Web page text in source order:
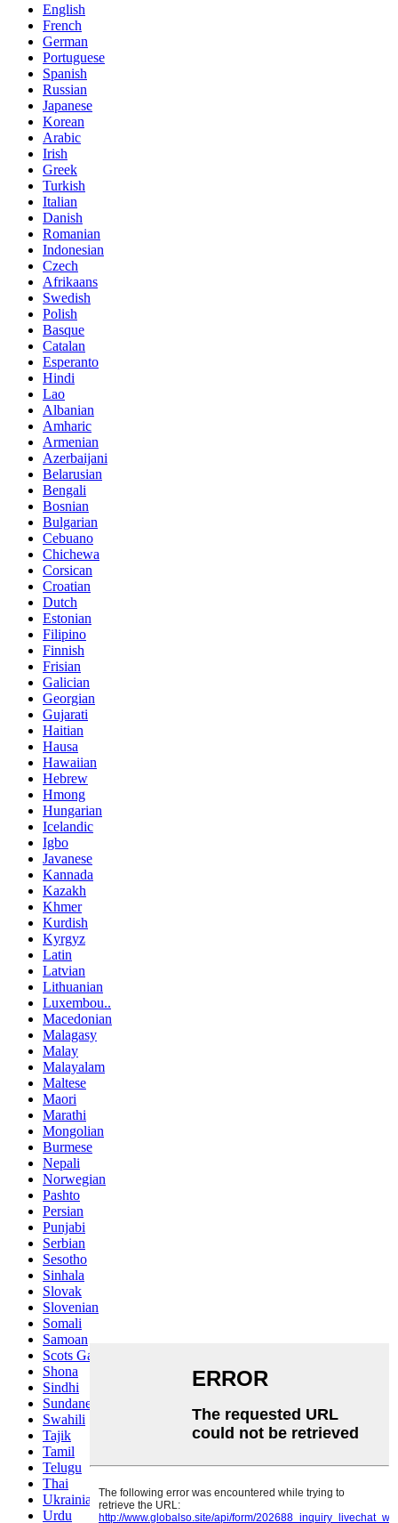
English
French
German
Portuguese
Spanish
Russian
Japanese
Korean
Arabic
Irish
Greek
Turkish
Italian
Danish
Romanian
Indonesian
Czech
Afrikaans
Swedish
Polish
Basque
Catalan
Esperanto
Hindi
Lao
Albanian
Amharic
Armenian
Azerbaijani
Belarusian
Bengali
Bosnian
Bulgarian
Cebuano
Chichewa
Corsican
Croatian
Dutch
Estonian
Filipino
Finnish
Frisian
Galician
Georgian
Gujarati
Haitian
Hausa
Hawaiian
Hebrew
Hmong
Hungarian
Icelandic
Igbo
Javanese
Kannada
Kazakh
Khmer
Kurdish
Kyrgyz
Latin
Latvian
Lithuanian
Luxembou..
Macedonian
Malagasy
Malay
Malayalam
Maltese
Maori
Marathi
Mongolian
Burmese
Nepali
Norwegian
Pashto
Persian
Punjabi
Serbian
Sesotho
Sinhala
Slovak
Slovenian
Somali
Samoan
Scots Gaelic
Shona
Sindhi
Sundanese
Swahili
Tajik
Tamil
Telugu
Thai
Ukrainian
Urdu